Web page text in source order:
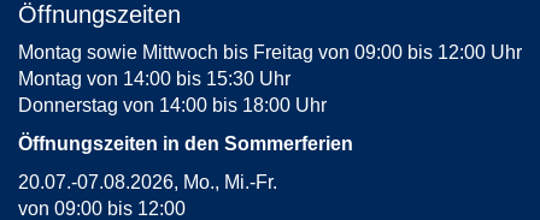
Öffnungszeiten
Montag sowie Mittwoch bis Freitag von 09:00 bis 12:00 Uhr
Montag von 14:00 bis 15:30 Uhr
Donnerstag von 14:00 bis 18:00 Uhr
Öffnungszeiten in den Sommerferien
20.07.-07.08.2026, Mo., Mi.-Fr.
von 09:00 bis 12:00